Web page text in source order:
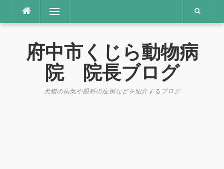
テ
メニュー
府中市くじら動物病
院 院長ブログ
犬猫の病気や眼科の症例などを紹介するブログ